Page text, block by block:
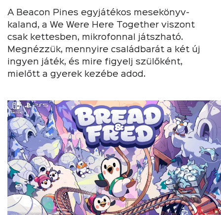
A Beacon Pines egyjátékos mesekönyv-
kaland, a We Were Here Together viszont
csak kettesben, mikrofonnal játszható.
Megnézzük, mennyire családbarát a két új
ingyen játék, és mire figyelj szülőként,
mielőtt a gyerek kezébe adod.